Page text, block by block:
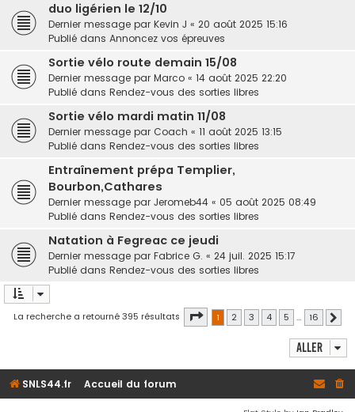
duo ligérien le 12/10
Dernier message par Kevin J « 20 août 2025 15:16
Publié dans Annoncez vos épreuves
Sortie vélo route demain 15/08
Dernier message par Marco « 14 août 2025 22:20
Publié dans Rendez-vous des sorties libres
Sortie vélo mardi matin 11/08
Dernier message par Coach « 11 août 2025 13:15
Publié dans Rendez-vous des sorties libres
Entraînement prépa Templier,
Bourbon,Cathares
Dernier message par Jeromeb44 « 05 août 2025 08:49
Publié dans Rendez-vous des sorties libres
Natation à Fegreac ce jeudi
Dernier message par Fabrice G. « 24 juil. 2025 15:17
Publié dans Rendez-vous des sorties libres
La recherche a retourné 395 résultats Page 1sur16
1 2 3 4 5 … 16
Aller
SNLS44.fr Accueil du forum